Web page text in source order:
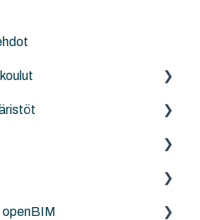
opettajille ja kouluille
-suunnittelu, maasto
openBIM